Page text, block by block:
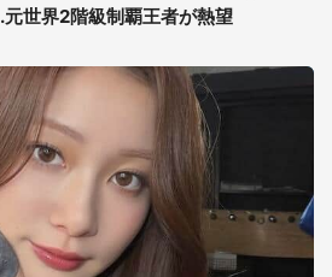
世界2階級制覇王者が熱望